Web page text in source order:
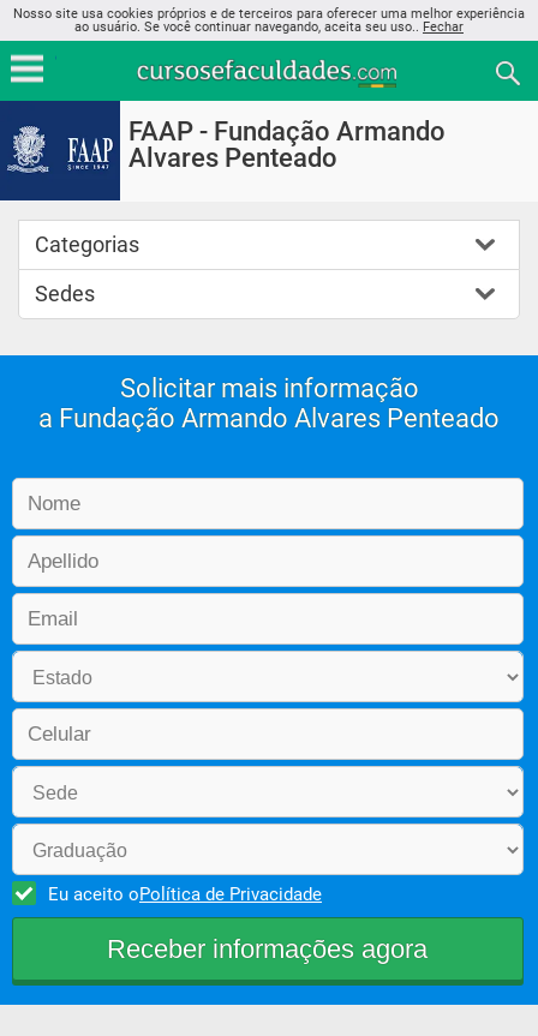
Nosso site usa cookies próprios e de terceiros para oferecer uma melhor experiência
ao usuário. Se você continuar navegando, aceita seu uso.. Fechar
FAAP - Fundação Armando
Alvares Penteado
Categorias
Sedes
Solicitar mais informação
a Fundação Armando Alvares Penteado
Eu aceito oPolítica de Privacidade